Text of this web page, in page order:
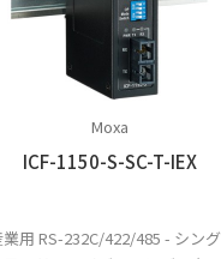
Moxa
ICF-1150-S-SC-T-IEX
用 RS-232C/422/485 - シング